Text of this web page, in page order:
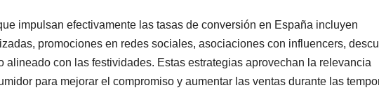
impulsan efectivamente las tasas de conversión en España incluyen
promociones en redes sociales, asociaciones con influencers,
alineado con las festividades. Estas estrategias aprovechan la relevancia
para mejorar el compromiso y aumentar las ventas durante las